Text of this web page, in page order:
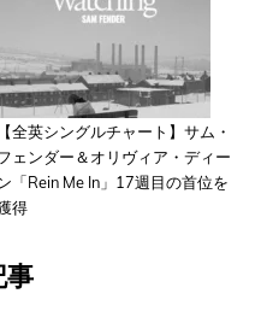
【全英シングルチャート】サム・
ェンダー＆オリヴィア・ディー
「Rein Me In」17週目の首位を
得